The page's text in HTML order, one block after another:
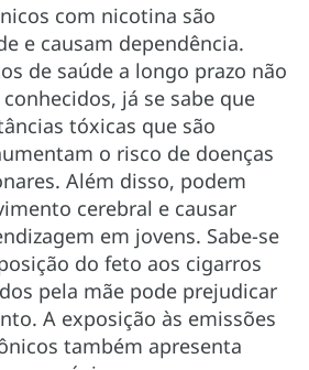
com nicotina são
e causam dependência.
de saúde a longo prazo não
já se sabe que
tóxicas que são
o risco de doenças
Além disso, podem
cerebral e causar
em jovens. Sabe-se
do feto aos cigarros
pela mãe pode prejudicar
A exposição às emissões
também apresenta